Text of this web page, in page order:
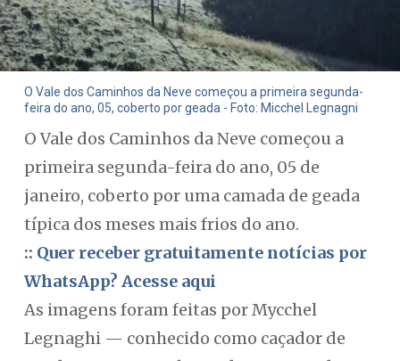
O Vale dos Caminhos da Neve começou a primeira segunda-
feira do ano, 05, coberto por geada - Foto: Micchel Legnagni
O Vale dos Caminhos da Neve começou a
primeira segunda-feira do ano, 05 de
janeiro, coberto por uma camada de geada
típica dos meses mais frios do ano.
:: Quer receber gratuitamente notícias por
WhatsApp? Acesse aqui
As imagens foram feitas por Mycchel
Legnaghi — conhecido como caçador de